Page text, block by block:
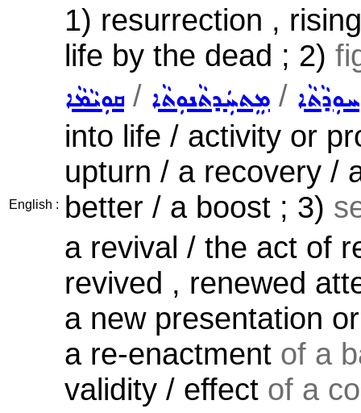
English :
1) resurrection ,
life by the dead ; 2)
ܩܘܼܝܵܡܵܐ / ܡܸܬܚܲܕܬܵܢܘܼܬܵܐ / ܚܘܼܕܵܬܵܐ
into life / activity or
upturn / a recovery /
better / a boost ; 3)
a revival / the act of
revived , renewed
a new presentation
a re-enactment of a
validity / effect of a